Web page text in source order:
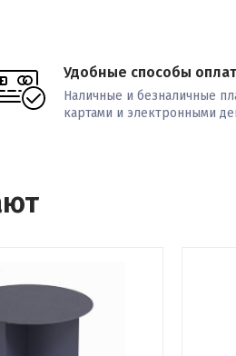
Удобные способы
Наличные и безналичные
картами и электронными